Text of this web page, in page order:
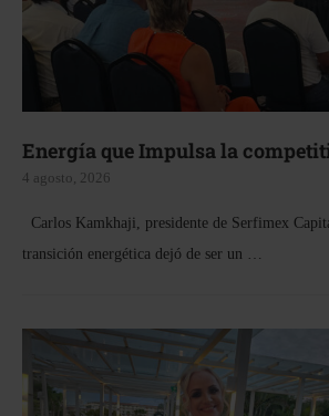
Energía que Impulsa la
4 agosto, 2026
Carlos Kamkhaji, presidente de Serfimex
transición energética dejó de ser un …